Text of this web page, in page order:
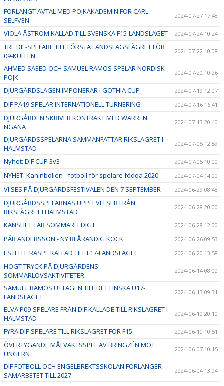
FÖRLÄNGT AVTAL MED POJKAKADEMIN FÖR CARL
SELFVÉN
2024-07-27 17:48
VIOLA ÅSTRÖM KALLAD TILL SVENSKA F15-LANDSLAGET 2024-07-24 10:24
TRE DIF-SPELARE TILL FÖRSTA LANDSLAGSLÄGRET FÖR
09-KULLEN
2024-07-22 10:08
AHMED SAEED OCH SAMUEL RAMOS SPELAR NORDISK
POJK
2024-07-20 10:26
DJURGÅRDSLAGEN IMPONERAR I GOTHIA CUP 2024-07-19 12:07
DIF PA19 SPELAR INTERNATIONELL TURNERING 2024-07-16 16:41
DJURGÅRDEN SKRIVER KONTRAKT MED WARREN
NGANA
2024-07-13 20:40
DJURGÅRDSSPELARNA SAMMANFATTAR RIKSLÄGRET I
HALMSTAD
2024-07-05 12:59
Nyhet: DIF CUP 3v3 2024-07-05 10:00
NYHET: Kaninbollen - fotboll för spelare födda 2020 2024-07-04 14:00
VI SES PÅ DJURGÅRDSFESTIVALEN DEN 7 SEPTEMBER 2024-06-29 08:48
DJURGÅRDSSPELARNAS UPPLEVELSER FRÅN
RIKSLÄGRET I HALMSTAD
2024-06-28 20:00
KANSLIET TAR SOMMARLEDIGT 2024-06-28 12:00
PÄR ANDERSSON - NY BLÅRANDIG KOCK 2024-06-26 09:53
ESTELLE RASPE KALLAD TILL F17-LANDSLAGET 2024-06-20 13:58
HÖGT TRYCK PÅ DJURGÅRDENS
SOMMARLOVSAKTIVITETER
2024-06-14 08:00
SAMUEL RAMOS UTTAGEN TILL DET FINSKA U17-
LANDSLAGET
2024-06-13 09:31
ELVA P09-SPELARE FRÅN DIF KALLADE TILL RIKSLÄGRET I
HALMSTAD
2024-06-10 20:10
FYRA DIF-SPELARE TILL RIKSLÄGRET FÖR F15 2024-06-10 10:51
ÖVERTYGANDE MÅLVAKTSSPEL AV BRINGZÉN MOT
UNGERN
2024-06-07 10:15
DIF FOTBOLL OCH ENGELBREKTSSKOLAN FÖRLÄNGER
SAMARBETET TILL 2027
2024-06-04 13:04